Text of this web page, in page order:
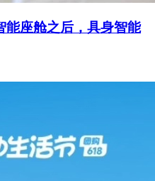
能座舱之后，具身智能